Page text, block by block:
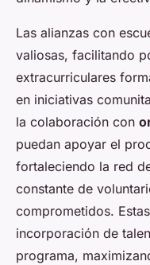
Las alianzas con
valiosas, facilitando
extracurriculares
en iniciativas
la colaboración con
puedan apoyar el
fortaleciendo la red
constante de
comprometidos.
incorporación de
programa,